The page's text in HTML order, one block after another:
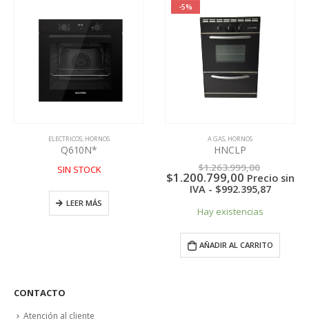
ELECTRICOS, HORNOS
Q610N*
SIN STOCK
LEER MÁS
-5%
A GAS, HORNOS
HNCLP
$1.263.999,00
precio
original
$1.200.799,00El
precio
actual
es:
Precio sin
IVA - $992.395,87
Hay existencias
AÑADIR AL CARRITO
CONTACTO
Atención al cliente